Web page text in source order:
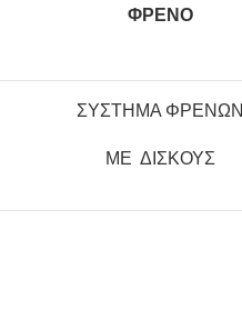
ΦΡΕΝΟ
ΣΥΣΤΗΜΑ ΦΡΕΝΩΝ
ΜΕ ΔΙΣΚΟΥΣ